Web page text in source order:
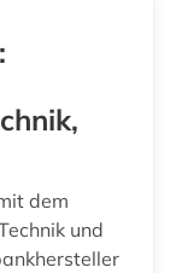
dem
und